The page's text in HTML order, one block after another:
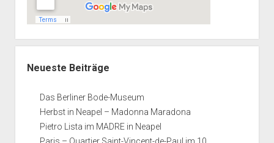
Neueste Beiträge
Das Berliner Bode-Museum
Herbst in Neapel – Madonna Maradona
Pietro Lista im MADRE in Neapel
Paris – Quartier Saint-Vincent-de-Paul im 10.